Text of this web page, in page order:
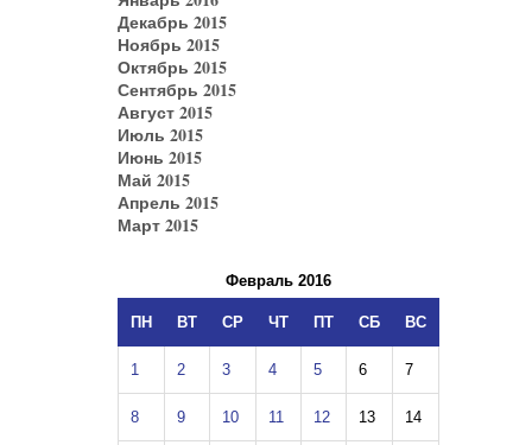
Декабрь 2015
Ноябрь 2015
Октябрь 2015
Сентябрь 2015
Август 2015
Июль 2015
Июнь 2015
Май 2015
Апрель 2015
Март 2015
Февраль 2016
ПН ВТ СР ЧТ ПТ СБ ВС
1 2 3 4 5 6 7
8 9 10 11 12 13 14